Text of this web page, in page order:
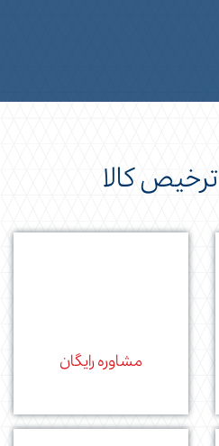
کالا
مشاوره رایگان